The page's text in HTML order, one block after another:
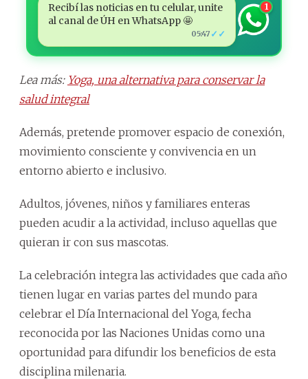
Recibí las noticias en tu celular, unite
al canal de ÚH en WhatsApp 🤩
05:47 ✓✓
1
Lea más: Yoga, una alternativa para conservar la
salud integral
Además, pretende promover espacio de conexión,
movimiento consciente y convivencia en un
entorno abierto e inclusivo.
Adultos, jóvenes, niños y familiares enteras
pueden acudir a la actividad, incluso aquellas que
quieran ir con sus mascotas.
La celebración integra las actividades que cada año
tienen lugar en varias partes del mundo para
celebrar el Día Internacional del Yoga, fecha
reconocida por las Naciones Unidas como una
oportunidad para difundir los beneficios de esta
disciplina milenaria.